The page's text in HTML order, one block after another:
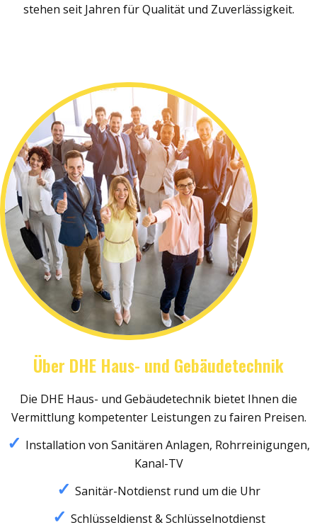
stehen seit Jahren für Qualität und Zuverlässigkeit.
Über DHE Haus- und Gebäudetechnik
Die DHE Haus- und Gebäudetechnik bietet Ihnen die
Vermittlung kompetenter Leistungen zu fairen Preisen.
Installation von Sanitären Anlagen, Rohrreinigungen,
Kanal-TV
Sanitär-Notdienst rund um die Uhr
Schlüsseldienst & Schlüsselnotdienst